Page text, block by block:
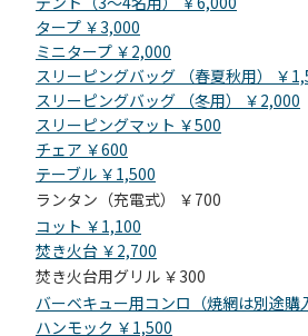
タープ ￥3,000
ミニタープ ￥2,000
スリーピングバッグ （春夏秋用） ￥
スリーピングバッグ （冬用） ￥2,000
スリーピングマット ￥500
チェア ￥600
テーブル ￥1,500
ランタン（充電式） ￥700
コット ￥1,100
焚き火台 ￥2,700
焚き火台用グリル ￥300
バーベキュー用コンロ（焼網は別途購
ハンモック ￥1,500